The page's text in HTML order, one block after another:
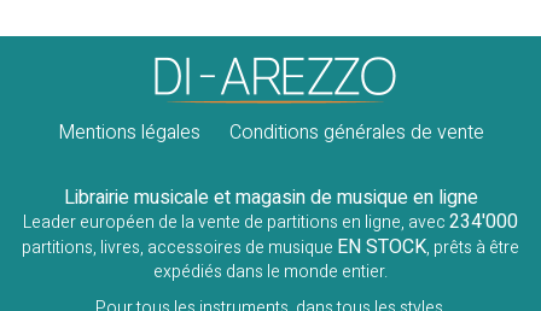
Mentions légales Conditions générales de vente
Librairie musicale et magasin de musique en ligne
Leader européen de la vente de partitions en ligne, avec234'000
partitions, livres, accessoires de musique EN STOCK, prêts à être
expédiés dans le monde entier.